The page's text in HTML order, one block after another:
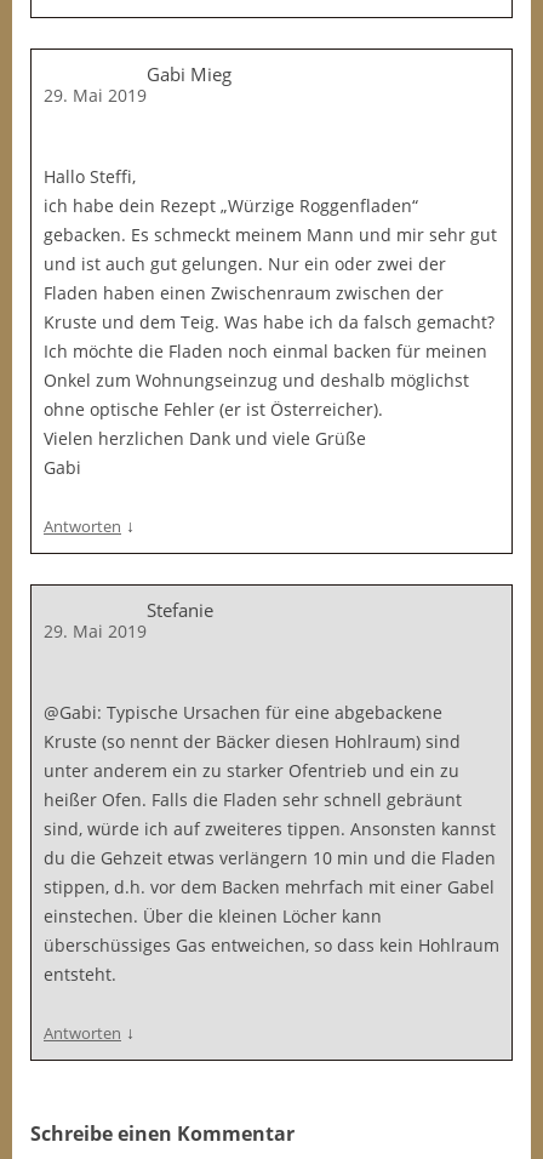
Gabi Mieg
29. Mai 2019
Hallo Steffi,
ich habe dein Rezept „Würzige Roggenfladen“
gebacken. Es schmeckt meinem Mann und mir sehr gut
und ist auch gut gelungen. Nur ein oder zwei der
Fladen haben einen Zwischenraum zwischen der
Kruste und dem Teig. Was habe ich da falsch gemacht?
Ich möchte die Fladen noch einmal backen für meinen
Onkel zum Wohnungseinzug und deshalb möglichst
ohne optische Fehler (er ist Österreicher).
Vielen herzlichen Dank und viele Grüße
Gabi
Antworten ↓
Stefanie
29. Mai 2019
@Gabi: Typische Ursachen für eine abgebackene
Kruste (so nennt der Bäcker diesen Hohlraum) sind
unter anderem ein zu starker Ofentrieb und ein zu
heißer Ofen. Falls die Fladen sehr schnell gebräunt
sind, würde ich auf zweiteres tippen. Ansonsten kannst
du die Gehzeit etwas verlängern 10 min und die Fladen
stippen, d.h. vor dem Backen mehrfach mit einer Gabel
einstechen. Über die kleinen Löcher kann
überschüssiges Gas entweichen, so dass kein Hohlraum
entsteht.
Antworten ↓
Schreibe einen Kommentar